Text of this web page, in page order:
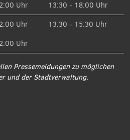
Uhr
13:30 - 18:00 Uhr
Uhr
13:30 - 15:30 Uhr
Uhr
Pressemeldungen zu möglichen
und der Stadtverwaltung.